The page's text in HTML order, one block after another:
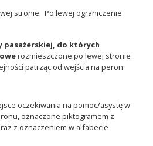
stronie. Po lewej ograniczenie
do których
rozmieszczone po lewej stronie
patrząc od wejścia na peron:
oczekiwania na pomoc/asystę w
oznaczone piktogramem z
z oznaczeniem w alfabecie